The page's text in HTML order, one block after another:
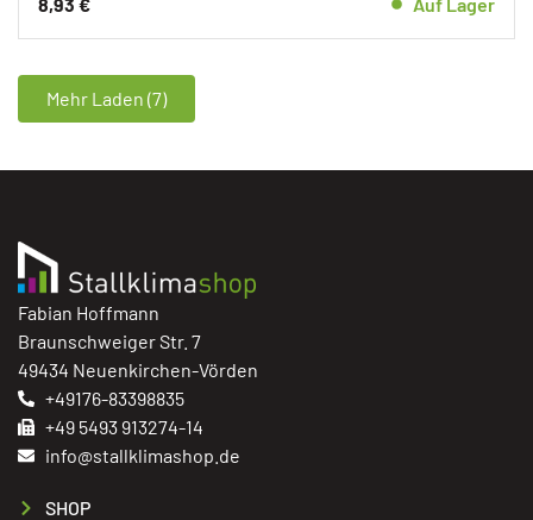
Mehr Laden (7)
Fabian Hoffmann
Braunschweiger Str. 7
49434 Neuenkirchen-Vörden
+49176-83398835
+49 5493 913274-14
info@stallklimashop.de
SHOP